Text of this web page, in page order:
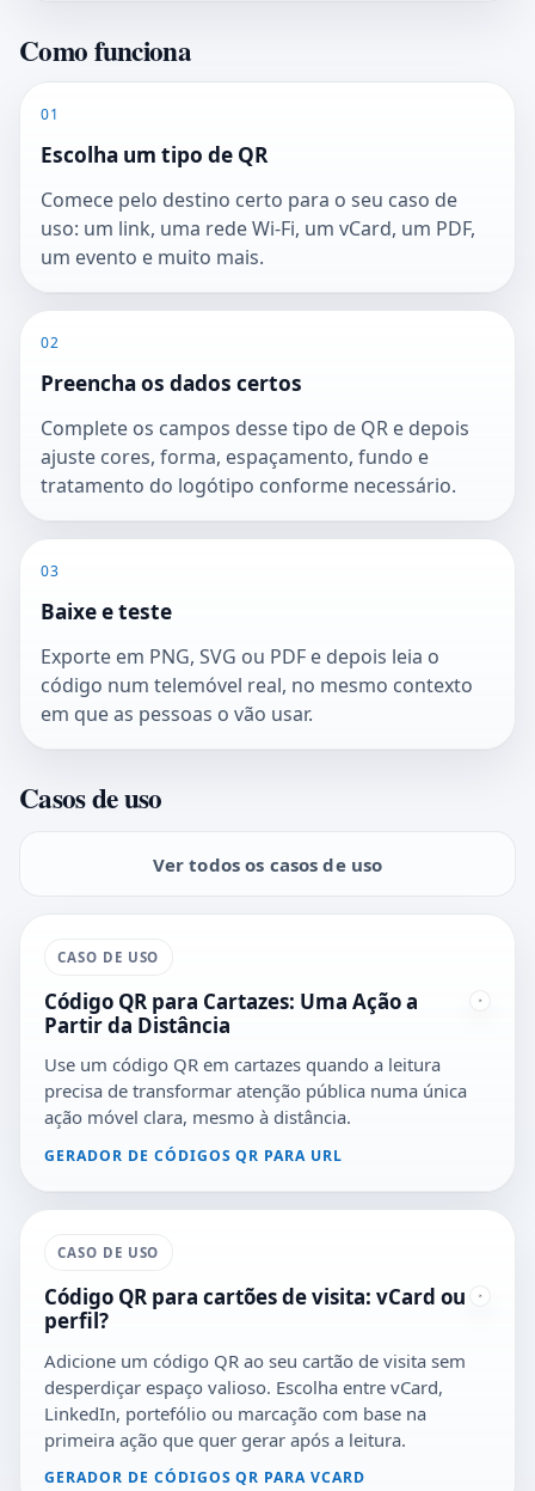
Como funciona
01
Escolha um tipo de QR
Comece pelo destino certo para o seu caso de
uso: um link, uma rede Wi-Fi, um vCard, um PDF,
um evento e muito mais.
02
Preencha os dados certos
Complete os campos desse tipo de QR e depois
ajuste cores, forma, espaçamento, fundo e
tratamento do logótipo conforme necessário.
03
Baixe e teste
Exporte em PNG, SVG ou PDF e depois leia o
código num telemóvel real, no mesmo contexto
em que as pessoas o vão usar.
Casos de uso
Ver todos os casos de uso
CASO DE USO
Código QR para Cartazes: Uma Ação a
Partir da Distância
Use um código QR em cartazes quando a leitura
precisa de transformar atenção pública numa única
ação móvel clara, mesmo à distância.
GERADOR DE CÓDIGOS QR PARA URL
CASO DE USO
Código QR para cartões de visita: vCard ou
perfil?
Adicione um código QR ao seu cartão de visita sem
desperdiçar espaço valioso. Escolha entre vCard,
LinkedIn, portefólio ou marcação com base na
primeira ação que quer gerar após a leitura.
GERADOR DE CÓDIGOS QR PARA VCARD